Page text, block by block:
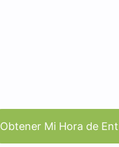
Obtener Mi Hora de